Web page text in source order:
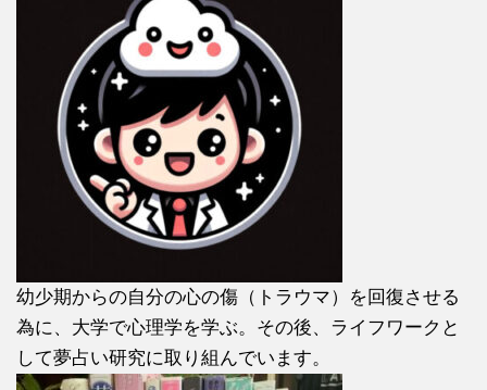
幼少期からの自分の心の傷（トラウマ）を回復させる
為に、大学で心理学を学ぶ。その後、ライフワークと
して夢占い研究に取り組んでいます。